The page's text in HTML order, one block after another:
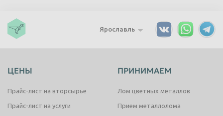
Ярославль
ЦЕНЫ
Прайс-лист на вторсырье
Прайс-лист на услуги
ПРИНИМАЕМ
Лом цветных металлов
Прием металлолома